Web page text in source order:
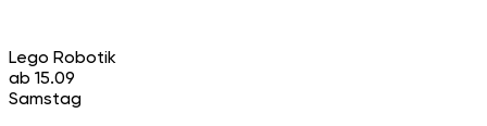
Lego Robotik
ab 15.09
Samstag